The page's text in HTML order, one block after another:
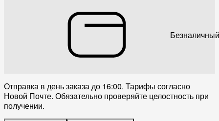
Отправка в день заказа до 16:00. Тарифы согласно
Новой Почте. Обязательно проверяйте целостность при
получении.